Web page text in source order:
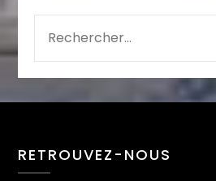
RETROUVEZ-NOUS